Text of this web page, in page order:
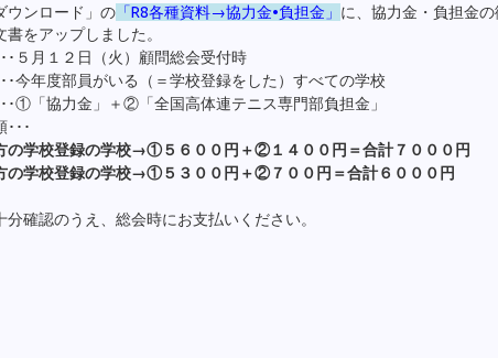
ウンロード」の「R8各種資料→協力金•負担金」 に、協力金・負担金
書をアップしました。
･５月１２日（火）顧問総会受付時
･今年度部員がいる（＝学校登録をした）すべての学校
･①「協力金」＋②「全国高体連テニス専門部負担金」
･･･
の学校登録の学校→①５６００円＋②１４００円＝合計７０００円
の学校登録の学校→①５３００円＋②７００円＝合計６０００円
分確認のうえ、総会時にお支払いください。